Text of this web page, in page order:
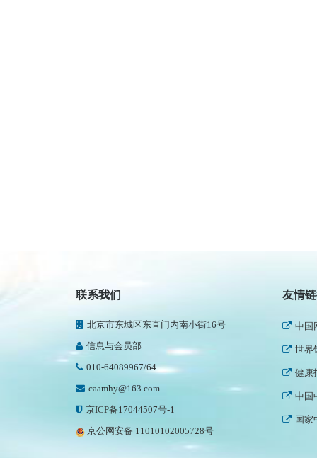
联系我们
北京市东城区东直门内南小街16号
信息与会员部
010-64089967/64
caamhy@163.com
京ICP备17044507号-1
京公网安备 11010102005728号
友情
人民
中国
世界
健康
中国
国家